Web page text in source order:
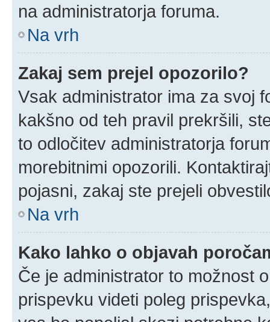
na administratorja foruma.
Na vrh
Zakaj sem prejel opozorilo?
Vsak administrator ima za svoj
kakšno od teh pravil prekršili,
to odločitev administratorja
morebitnimi opozorili.
pojasni, zakaj ste prejeli
Na vrh
Kako lahko o objavah
Če je administrator to možnost
prispevku videti poleg